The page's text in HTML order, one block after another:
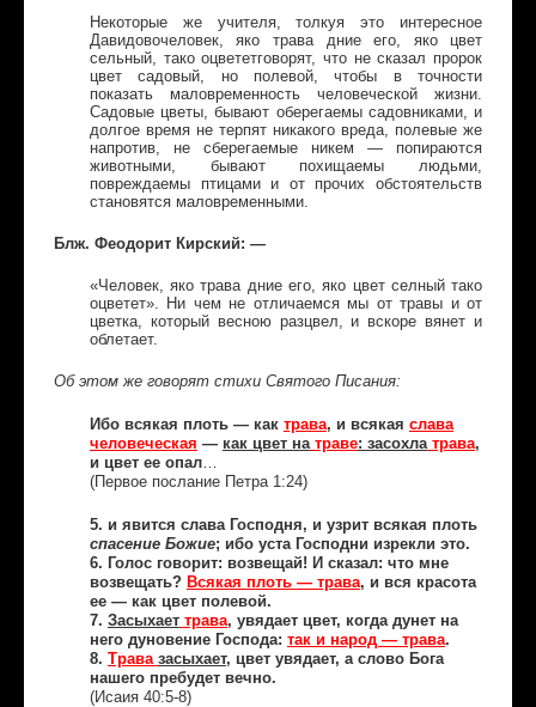
Некоторые же учителя, толкуя это интересное
Давидовочеловек, яко трава дние его, яко цвет
сельный, тако оцвететговорят, что не сказал пророк
цвет садовый, но полевой, чтобы в точности
показать маловременность человеческой жизни.
Садовые цветы, бывают оберегаемы садовниками, и
долгое время не терпят никакого вреда, полевые же
напротив, не сберегаемые никем — попираются
животными, бывают похищаемы людьми,
повреждаемы птицами и от прочих обстоятельств
становятся маловременными.
Блж. Феодорит Кирский: —
«Человек, яко трава дние его, яко цвет селный тако
оцветет». Ни чем не отличаемся мы от травы и от
цветка, который весною разцвел, и вскоре вянет и
облетает.
Об этом же говорят стихи Святого Писания:
Ибо всякая плоть — как трава, и всякая слава
человеческая — как цвет натраве: засохлатрава,
и цвет ее опал…
(Первое послание Петра 1:24)
5. и явится слава Господня, и узрит всякая плоть
спасение Божие; ибо уста Господни изрекли это.
6. Голос говорит: возвещай! И сказал: что мне
возвещать? Всякая плоть — трава, и вся красота
ее — как цвет полевой.
7. Засыхаеттрава, увядает цвет, когда дунет на
него дуновение Господа: так и народ — трава.
8. Трава засыхает, цвет увядает, а слово Бога
нашего пребудет вечно.
(Исаия 40:5-8)